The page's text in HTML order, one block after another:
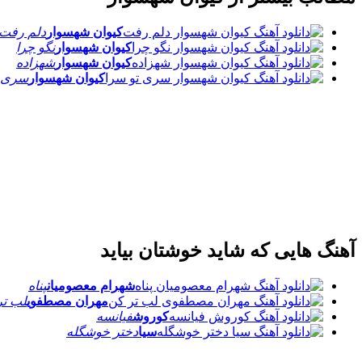
کیوان شهسوار دلم رفت
کیوان شهسوارنگو چرا
کیوان شهسوارشهزاده
کیوان شهسوارسری
آهنگ هایی که شاید خوشتان بیاید
شهرام معصومیانپناه
مهران مصطفویلب
کوروشفیانسه
سیادختر خوشگله